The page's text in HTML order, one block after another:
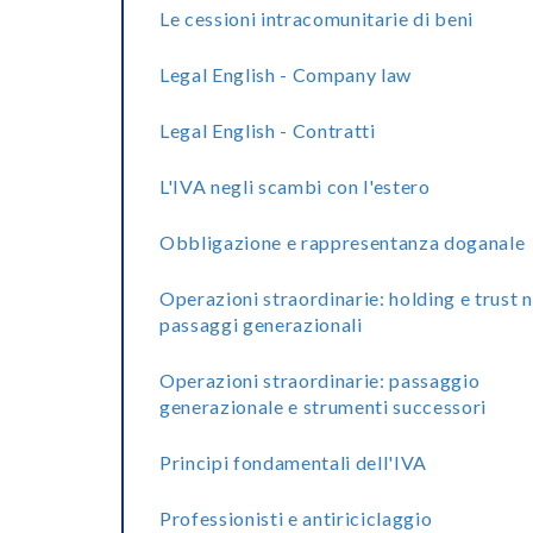
Le cessioni intracomunitarie di beni
Legal English - Company law
Legal English - Contratti
L'IVA negli scambi con l'estero
Obbligazione e rappresentanza doganale
Operazioni straordinarie: holding e trust
passaggi generazionali
Operazioni straordinarie: passaggio
generazionale e strumenti successori
Principi fondamentali dell'IVA
Professionisti e antiriciclaggio